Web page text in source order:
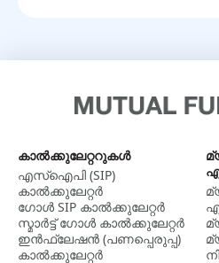
കാല്‍ക്കുലേറ്ററുകള്‍
എസ്ഐപി (SIP)
കാൽക്കുലേറ്റർ
ഗോൾ SIP കാൽക്കുലേറ്റർ
സ്മാർട്ട് ഗോൾ കാൽക്കുലേറ്റർ
ഇൻഫ്ലേഷൻ (പണപ്പെരുപ്പ)
കാൽക്കുലേറ്റർ